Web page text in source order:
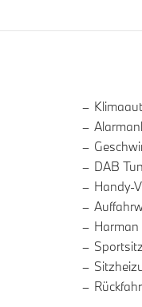
DAB
Handy-